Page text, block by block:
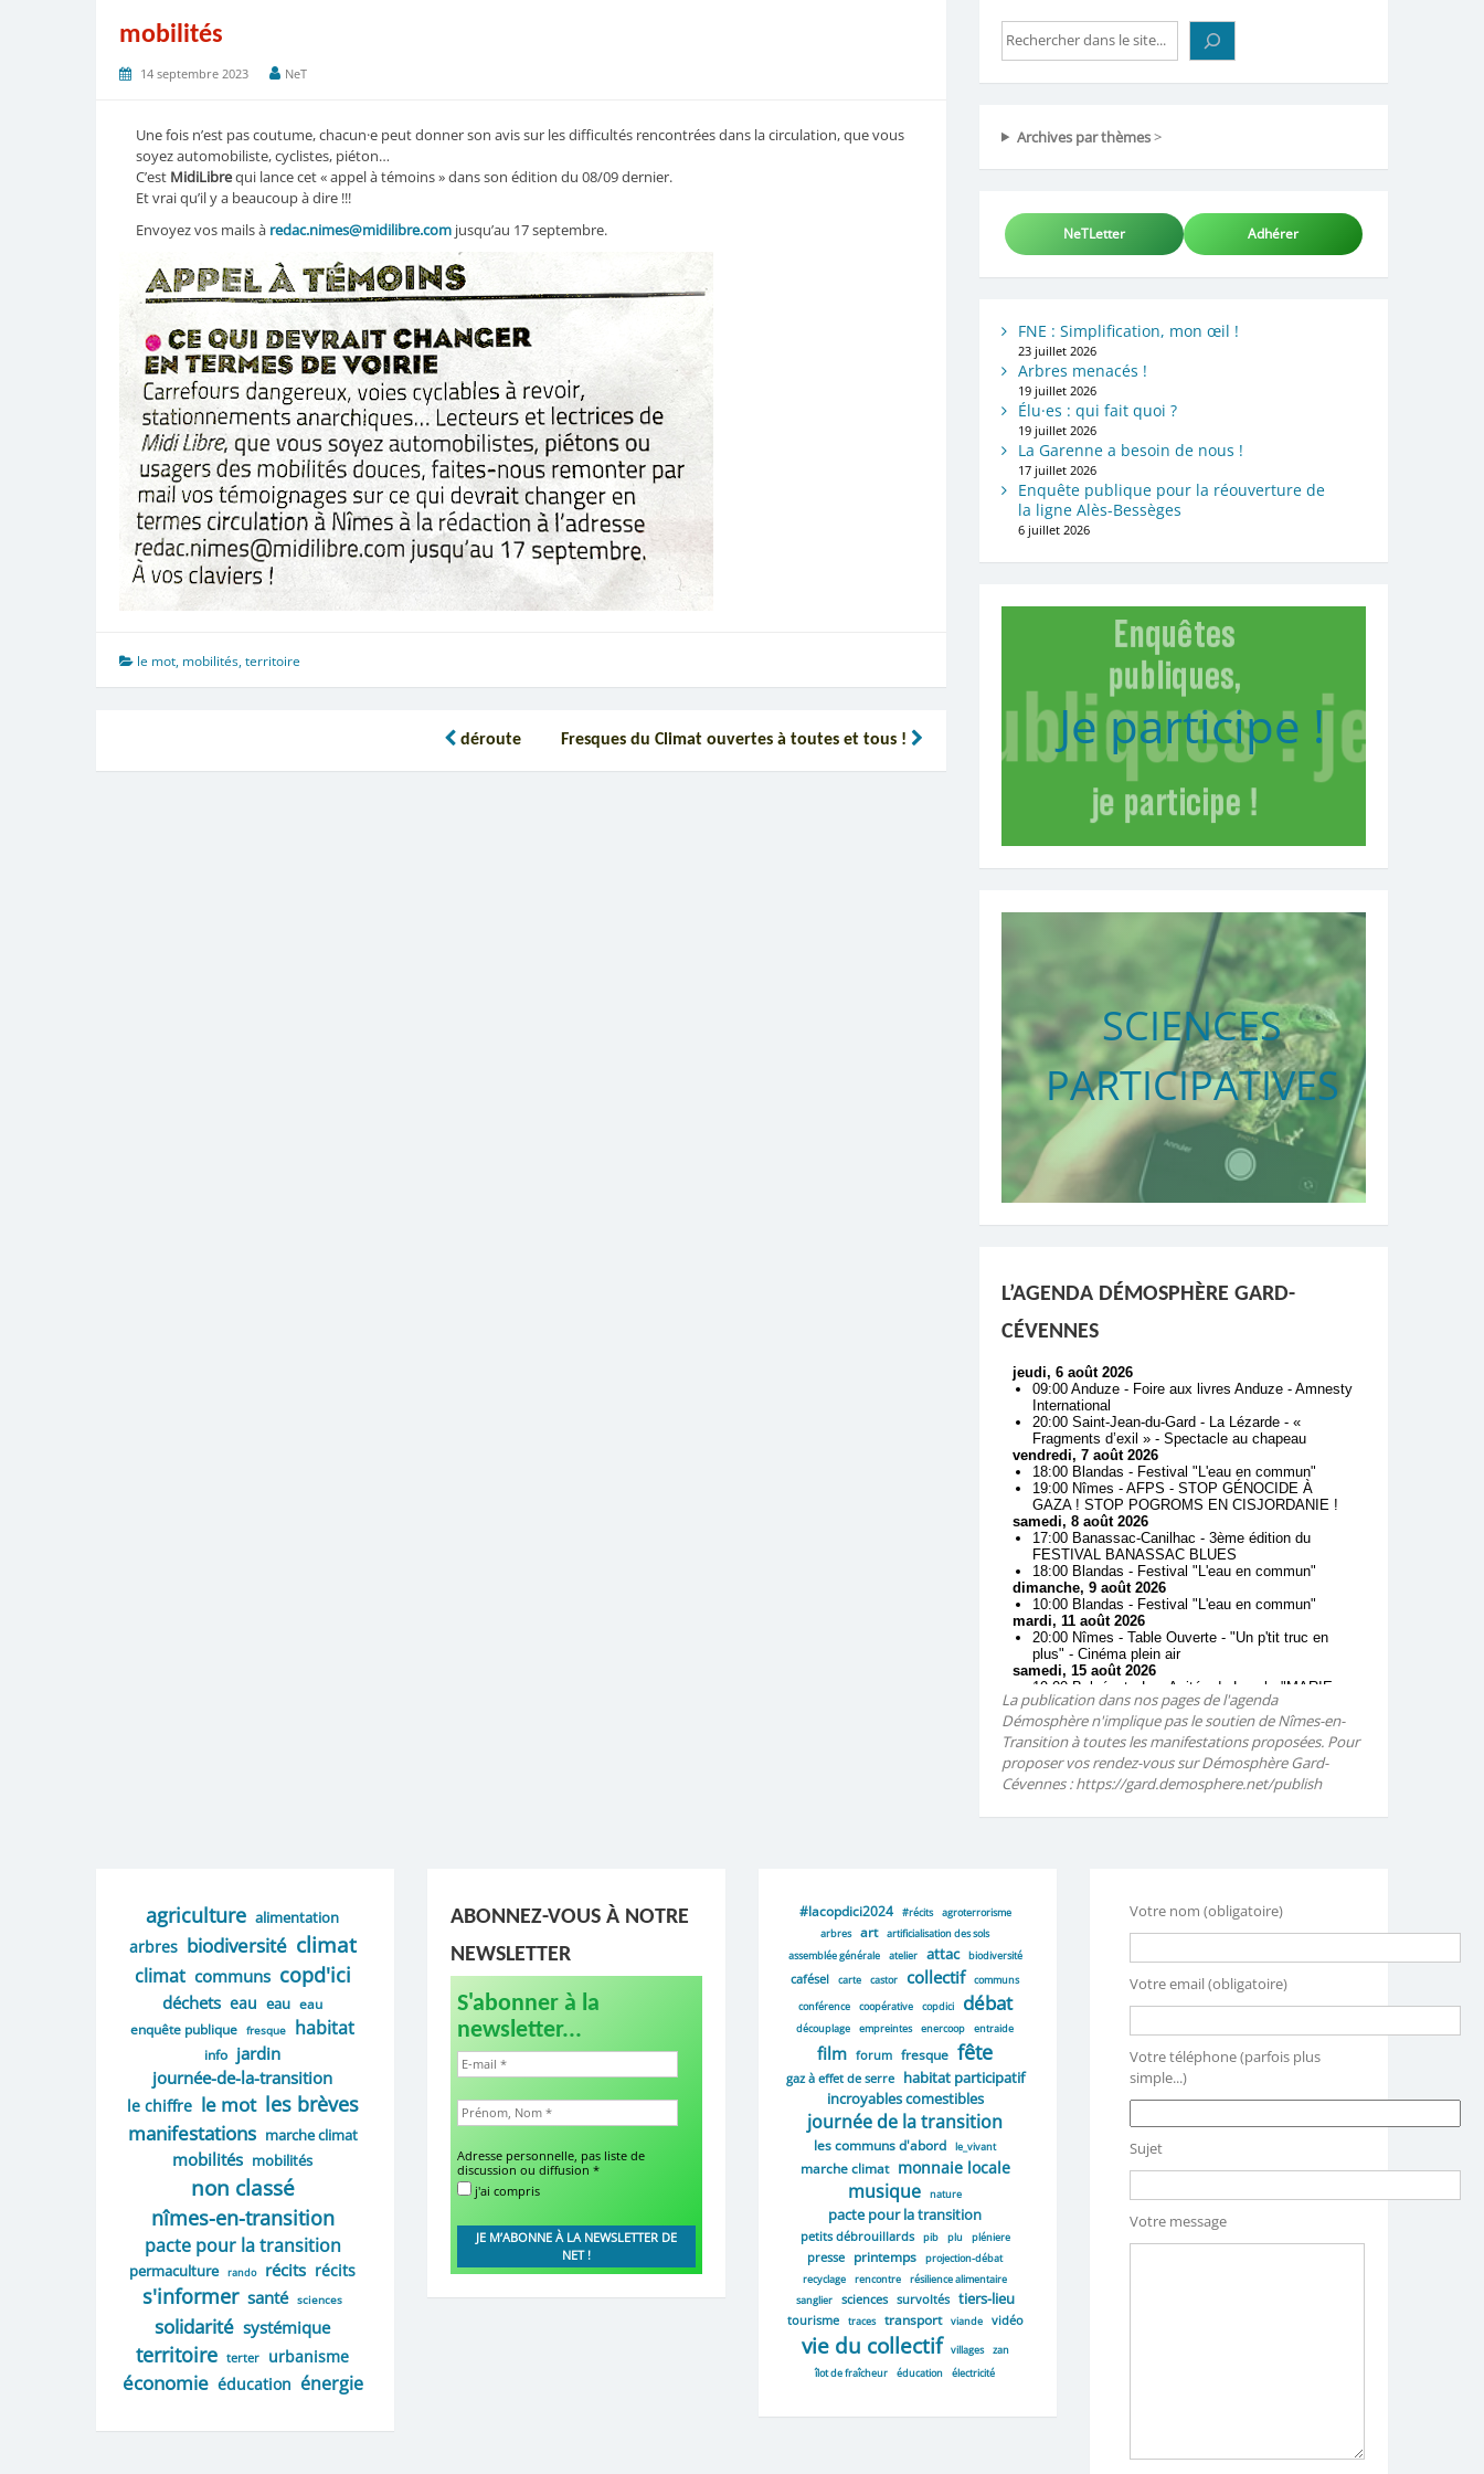
mobilités
14 septembre 2023 NeT
Une fois n’est pas coutume, chacun·e peut donner son avis sur les difficultés rencontrées dans la circulation, que vous
soyez automobiliste, cyclistes, piéton…
C’est MidiLibrequi lance cet « appel à témoins » dans son édition du 08/09 dernier.
Et vrai qu’il y a beaucoup à dire !!!
Envoyez vos mails à redac.nimes@midilibre.com jusqu’au 17 septembre.
le mot, mobilités,territoire
déroute Fresques du Climat ouvertes à toutes et tous !
Rechercher
Archives par thèmes>
NeTLetter Adhérer
FNE : Simplification, mon œil !
23 juillet 2026
Arbres menacés !
19 juillet 2026
Élu·es : qui fait quoi ?
19 juillet 2026
La Garenne a besoin de nous !
17 juillet 2026
Enquête publique pour la réouverture de
la ligne Alès-Bessèges
6 juillet 2026
Je participe !
SCIENCES
PARTICIPATIVES
L’AGENDA DÉMOSPHÈRE GARD-
CÉVENNES
La publication dans nos pages de l'agenda
Démosphère n'implique pas le soutien de Nîmes-en-
Transition à toutes les manifestations proposées. Pour
proposer vos rendez-vous sur Démosphère Gard-
Cévennes : https://gard.demosphere.net/publish
agriculture alimentation
arbres biodiversité climat
climat communs copd'ici
déchets eau eau eau
enquête publique fresque habitat
info jardin
journée-de-la-transition
le chiffre le mot les brèves
manifestations marche climat
mobilités mobilités
non classé
nîmes-en-transition
pacte pour la transition
permaculture rando récits récits
s'informer santé sciences
solidarité systémique
territoire terter urbanisme
économie éducation énergie
ABONNEZ-VOUS À NOTRE
NEWSLETTER
S'abonner à la
newsletter...
Adresse personnelle, pas liste de
discussion ou diffusion *
j'ai compris
#lacopdici2024 #récits
agroterrorisme
arbres
art
artificialisation des sols
assemblée générale
atelier attac biodiversité
cafésel carte castor collectif
communs
conférence
coopérative copdici débat
découplage empreintes enercoop entraide
film forum fresque fête
gaz à effet de serre
habitat participatif
incroyables comestibles
journée de la transition
les communs d'abord le_vivant
marche climat monnaie locale
musique nature
pacte pour la transition
petits débrouillards pib plu pléniere
presse printemps
projection-débat
recyclage
rencontre
résilience alimentaire
sanglier
sciences survoltés tiers-lieu
tourisme traces transport viande vidéo
vie du collectif villages
zan
îlot de fraîcheur
éducation électricité
Votre nom (obligatoire)
Votre email (obligatoire)
Votre téléphone (parfois plus
simple...)
Sujet
Votre message